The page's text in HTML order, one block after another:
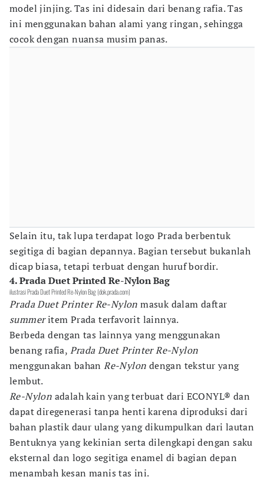
model jinjing. Tas ini didesain dari benang rafia. Tas
ini menggunakan bahan alami yang ringan, sehingga
cocok dengan nuansa musim panas.
Selain itu, tak lupa terdapat logo Prada berbentuk
segitiga di bagian depannya. Bagian tersebut bukanlah
dicap biasa, tetapi terbuat dengan huruf bordir.
4. Prada Duet Printed Re-Nylon Bag
ilustrasi Prada Duet Printed Re-Nylon Bag (dok.prada.com)
Prada Duet Printer Re-Nylonmasuk dalam daftar
summeritem Prada terfavorit lainnya.
Berbeda dengan tas lainnya yang menggunakan
benang rafia, Prada Duet Printer Re-Nylon
menggunakan bahanRe-Nylon dengan tekstur yang
lembut.
Re-Nylon adalah kain yang terbuat dari ECONYL® dan
dapat diregenerasi tanpa henti karena diproduksi dari
bahan plastik daur ulang yang dikumpulkan dari lautan
Bentuknya yang kekinian serta dilengkapi dengan saku
eksternal dan logo segitiga enamel di bagian depan
menambah kesan manis tas ini.